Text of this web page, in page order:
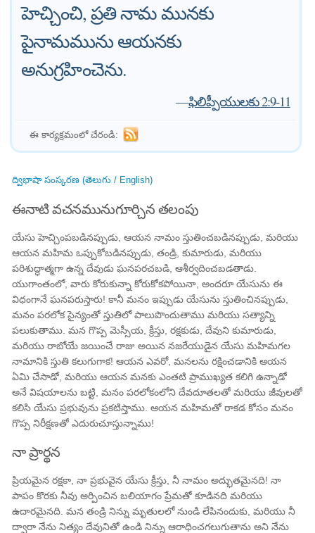
హెచ్చించి, ప్రతి నామ మునకు
పైనామమును ఆయనకు
అనుగ్రహించెను.
—ఫిలిప్పీయులకు 2:9-11
ఈ కార్యక్రమంలో చేరండి:
ద్విభాషా సంస్కరణ (తెలుగు / English)
ఈనాటి వచనమునుగూర్చిన తలంపు
యేసు హెచ్చింపబడినప్పుడు, ఆయన నామం స్తుతించబడినప్పుడు, మరియు
ఆయన మహిమ ఒప్పుకోబడినప్పుడు, తండ్రి, కుమారుడు, మరియు
పరిశుద్ధాత్మగా ఉన్న దేవుడు ఘనపరచబడి, ఆశీర్వదించబడతాడు.
యుగాంతంలో, వారు కోరుకున్నా కోరుకోకపోయినా, అందరూ యేసును ఈ
విధంగానే ఘనపరుస్తారు! కానీ మనం ఇప్పుడు యేసును స్తుతించినప్పుడు,
మనం పరలోక సైన్యంతో స్తుతిలో పాలుపొందుతాము మరియు సత్యాన్ని
పలుకుతాము. మన గొప్ప మెస్సీయ, క్రీస్తు, రక్షకుడు, దేవుని కుమారుడు,
మరియు రాబోయే జయించే రాజు అయిన నజరేయుడైన యేసు మహిమగల
నామానికి స్తుతి కలుగుగాక! ఆయన ఎవరో, మనలను రక్షించడానికి ఆయన
ఏమి చేసాడో, మరియు ఆయన మనకు ఎంతటి ప్రాముఖ్యత కలిగి ఉన్నాడో
అనే విషయాలను బట్టి, మనం పరలోకంలోని దేవదూతలతో మరియు జీవులతో
కలిసి యేసు ప్రభువును ప్రకటిస్తాము. ఆయన మహిమతో రాకడ కోసం మనం
గొప్ప నిరీక్షణతో ఎదురుచూస్తున్నాము!
నా ప్రార్థన
ప్రియమైన రక్షకా, నా ప్రభువైన యేసు క్రీస్తు, నీ నామం అద్భుతమైనది! నా
పాపం కొరకు నీవు అర్పించిన బలియాగం ప్రేమతో కూడినది మరియు
ఉదారమైనది. మన తండ్రి నిన్ను మృతులలో నుండి లేపినందుకు, మరియు నీ
ద్వారా నేను నిత్యం దేవునితో ఉండి నిన్ను ఆరాధించగలుగుతాను అని నేను